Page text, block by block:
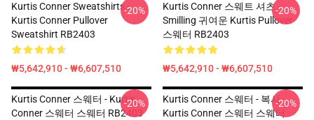
Kurtis Conner Sweatshirts -
Kurtis Conner Pullover
Sweatshirt RB2403
₩5,642,910 - ₩6,607,510
-20%
Kurtis Conner 스웨트 셔츠 -
Smilling 귀여운 Kurtis Pullover
스웨터 RB2403
₩5,642,910 - ₩6,607,510
-20%
Kurtis Conner 스웨터 - Kurtis
Conner 스웨터 스웨터 RB2403
-20%
Kurtis Conner 스웨터 - 복사
Kurtis Conner 스웨터 스웨터
-20%